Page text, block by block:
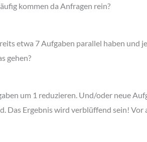
kommen da Anfragen rein?
etwa 7 Aufgaben parallel haben und
gehen?
um 1 reduzieren. Und/oder neue
Das Ergebnis wird verblüffend sein!